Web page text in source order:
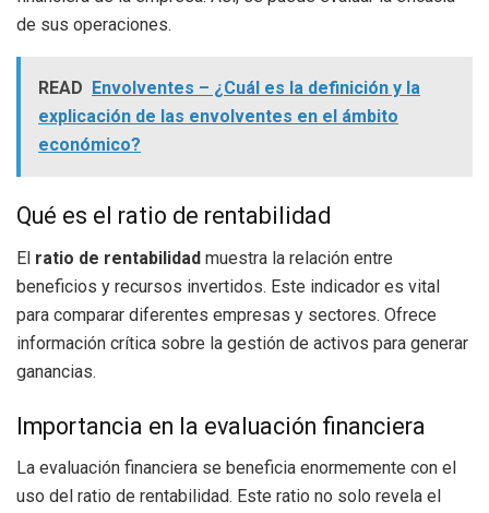
de sus operaciones.
READ Envolventes – ¿Cuál es la definición y la
explicación de las envolventes en el ámbito
económico?
Qué es el ratio de rentabilidad
El ratio de rentabilidad muestra la relación entre
beneficios y recursos invertidos. Este indicador es vital
para comparar diferentes empresas y sectores. Ofrece
información crítica sobre la gestión de activos para generar
ganancias.
Importancia en la evaluación financiera
La evaluación financiera se beneficia enormemente con el
uso del ratio de rentabilidad. Este ratio no solo revela el